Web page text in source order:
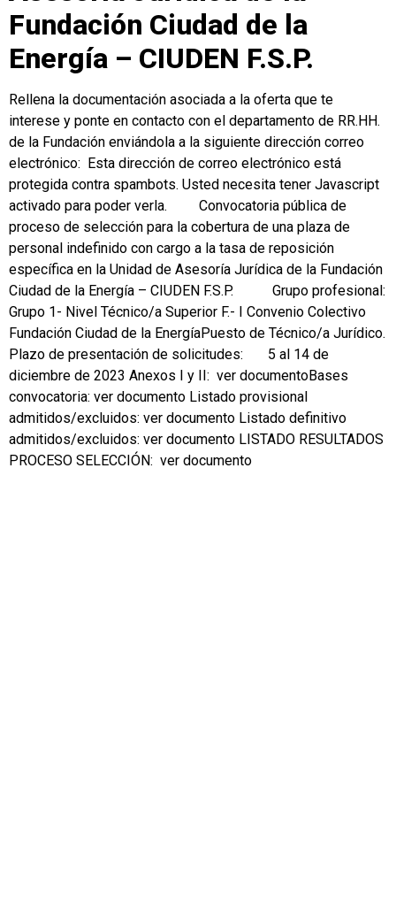
Fundación Ciudad de la
Energía – CIUDEN F.S.P.
Rellena la documentación asociada a la oferta que te
interese y ponte en contacto con el departamento de RR.HH.
de la Fundación enviándola a la siguiente dirección correo
electrónico: Esta dirección de correo electrónico está
protegida contra spambots. Usted necesita tener Javascript
activado para poder verla. Convocatoria pública de
proceso de selección para la cobertura de una plaza de
personal indefinido con cargo a la tasa de reposición
específica en la Unidad de Asesoría Jurídica de la Fundación
Ciudad de la Energía – CIUDEN F.S.P. Grupo profesional:
Grupo 1- Nivel Técnico/a Superior F.- I Convenio Colectivo
Fundación Ciudad de la EnergíaPuesto de Técnico/a Jurídico.
Plazo de presentación de solicitudes: 5 al 14 de
diciembre de 2023 Anexos I y II: ver documentoBases
convocatoria: ver documento Listado provisional
admitidos/excluidos: ver documento Listado definitivo
admitidos/excluidos: ver documento LISTADO RESULTADOS
PROCESO SELECCIÓN: ver documento